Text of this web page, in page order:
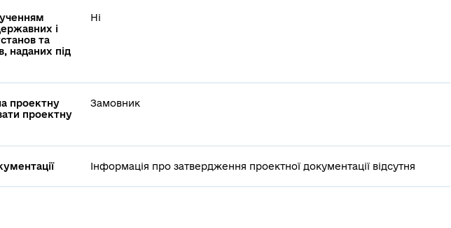
і
та
наданих під
Ні
проектну
проектну
Замовник
Інформація про затвердження проектної документації відсутня